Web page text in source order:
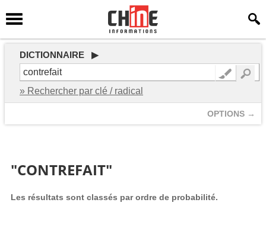
DICTIONNAIRE ▶
» Rechercher par clé / radical
OPTIONS →
"CONTREFAIT"
Les résultats sont classés par ordre de probabilité.